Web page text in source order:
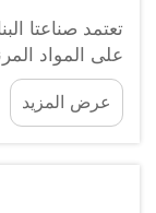
تعتمد صناعتا
على المواد
التطبيق. وقد
في هذين
عرض المزيد